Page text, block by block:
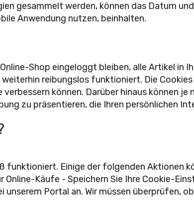
gesammelt werden, können das Datum
Anwendung nutzen, beinhalten.
Shop eingeloggt bleiben, alle Artikel in
reibungslos funktioniert. Die
können. Darüber hinaus können je
zu präsentieren, die Ihren persönlichen
funktioniert. Einige der folgenden Aktionen
Käufe - Speichern Sie Ihre Cookie-
Portal an. Wir müssen überprüfen,